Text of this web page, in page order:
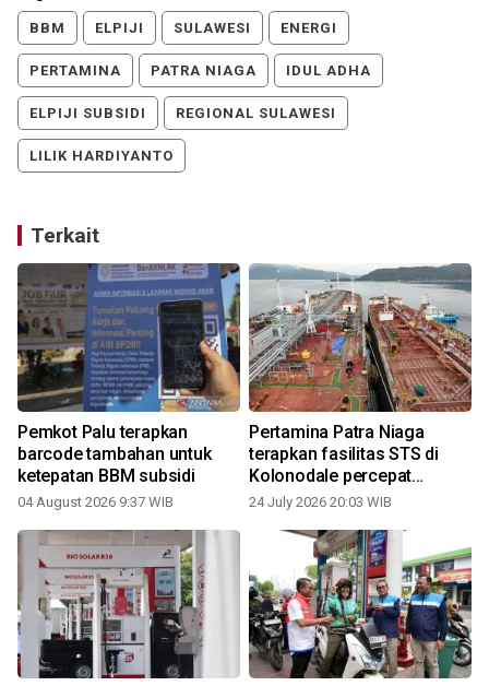
BBM ELPIJI SULAWESI ENERGI
PERTAMINA PATRA NIAGA IDUL ADHA
ELPIJI SUBSIDI REGIONAL SULAWESI
LILIK HARDIYANTO
Terkait
Pemkot Palu terapkan
barcode tambahan untuk
ketepatan BBM subsidi
04 August 2026 9:37 WIB
Pertamina Patra Niaga
terapkan fasilitas STS di
Kolonodale percepat
distribusi B50
24 July 2026 20:03 WIB